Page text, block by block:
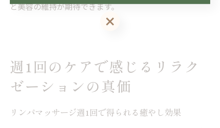
と美容の維持が期待できます。
週1回のケアで感じるリラク
ゼーションの真価
リンパマッサージ週1回で得られる癒やし効果
ご予約はこちら